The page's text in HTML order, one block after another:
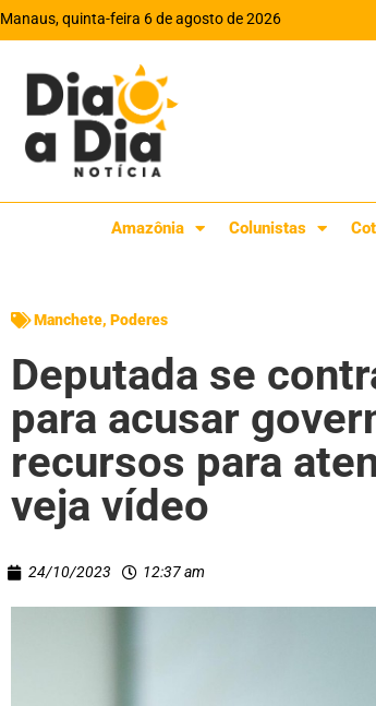
Manaus, quinta-feira 6 de agosto de 2026
Amazônia Colunistas
Manchete, Poderes
Deputada se
para acusar
recursos para
veja vídeo
24/10/2023 12:37 am